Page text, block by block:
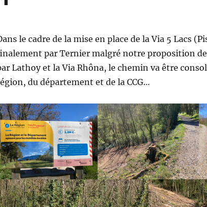
le cadre de la mise en place de la Via 5 Lacs
par Ternier malgré notre proposition
Lathoy et la Via Rhôna, le chemin va être
du département et de la CCG…